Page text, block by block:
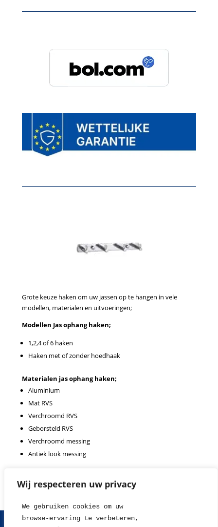
Wij respecteren uw privacy
We gebruiken cookies om uw
browse-ervaring te verbeteren,
Grote keuze haken om uw jassen op te hangen in vele
modellen, materialen en uitvoeringen;
Modellen Jas ophang haken;
1,2,4 of 6 haken
Haken met of zonder hoedhaak
Materialen jas ophang haken;
Aluminium
Mat RVS
Verchroomd RVS
Geborsteld RVS
Verchroomd messing
Antiek look messing
Contact Tips en Nieuws